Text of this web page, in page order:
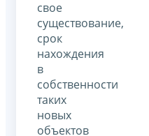
свое
существование,
срок
нахождения
в
собственности
таких
новых
объектов